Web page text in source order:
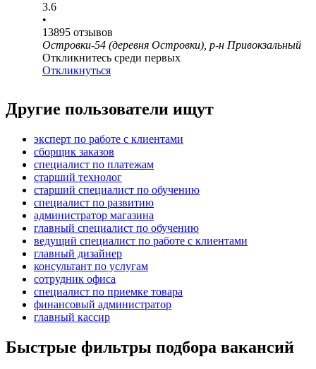
3.6
•
13895 отзывов
Островки-54 (деревня Островки), р-н Привокзальный
Откликнитесь среди первых
Откликнуться
Другие пользователи ищут
эксперт по работе с клиентами
сборщик заказов
специалист по платежам
старший технолог
старший специалист по обучению
специалист по развитию
администратор магазина
главный специалист по обучению
ведущий специалист по работе с клиентами
главный дизайнер
консультант по услугам
сотрудник офиса
специалист по приемке товара
финансовый администратор
главный кассир
Быстрые фильтры подбора вакансий